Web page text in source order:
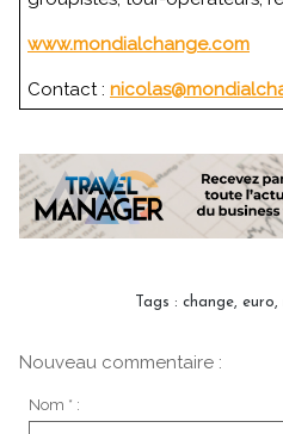
www.mondialchange.com
Contact :
Tags : change, euro,
Nouveau commentaire :
Nom * :